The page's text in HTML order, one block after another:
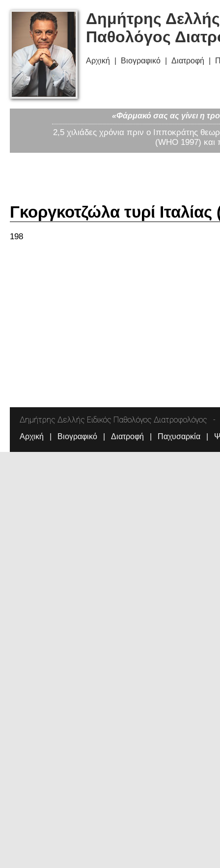
Δημήτρης
Παθολόγος
Αρχική Βιογραφικό Διατροφή
«Φάρμακό σας ας γίνει η
2,5 χιλιάδες χρόνια πριν ο Ιπποκράτης
(WHO 1997) και
Γκοργκοτζώλα τυρί
198
Δημήτρης Δελλής Ειδικός Παθολόγος Διατροφολόγος
Αρχική Βιογραφικό Διατροφή Παχυσαρκία